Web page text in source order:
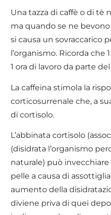
Una tazza di caffè o di tè
ma quando se ne
si causa un sovraccarico
l’organismo. Ricorda che
1 ora di lavoro da parte
La caffeina stimola la
corticosurrenale che, a
di cortisolo.
L’abbinata cortisolo
(disidrata l’organismo
naturale) può
pelle a causa di
aumento della
diviene priva di quei